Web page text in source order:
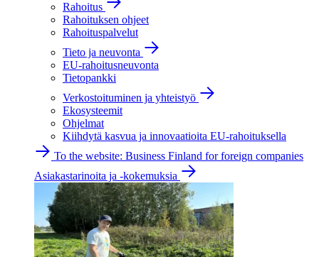
Rahoitus
Rahoituksen ohjeet
Rahoituspalvelut
Tieto ja neuvonta
EU-rahoitusneuvonta
Tietopankki
Verkostoituminen ja yhteistyö
Ekosysteemit
Ohjelmat
Kiihdytä kasvua ja innovaatioita EU-rahoituksella
To the website: Business Finland for foreign companies
Asiakastarinoita ja -kokemuksia